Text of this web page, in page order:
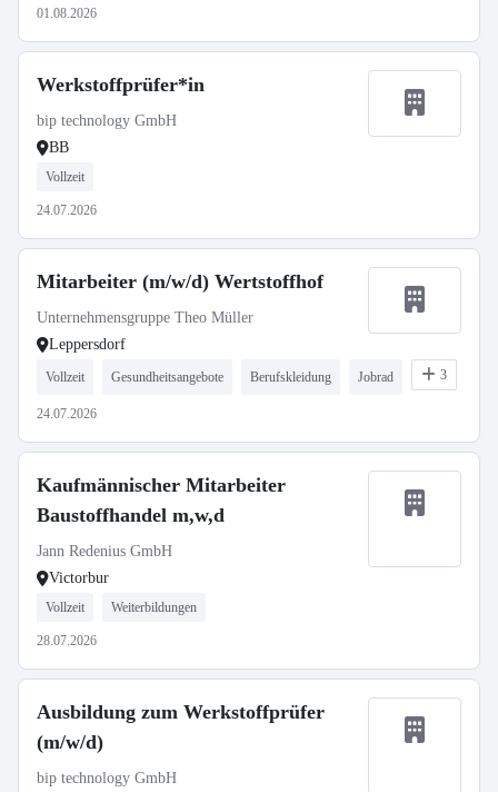
01.08.2026
Werkstoffprüfer*in
bip technology GmbH
BB
Vollzeit
24.07.2026
Mitarbeiter (m/w/d) Wertstoffhof
Unternehmensgruppe Theo Müller
Leppersdorf
Vollzeit Gesundheitsangebote Berufskleidung Jobrad 3
24.07.2026
Kaufmännischer Mitarbeiter
Baustoffhandel m,w,d
Jann Redenius GmbH
Victorbur
Vollzeit Weiterbildungen
28.07.2026
Ausbildung zum Werkstoffprüfer
(m/w/d)
bip technology GmbH